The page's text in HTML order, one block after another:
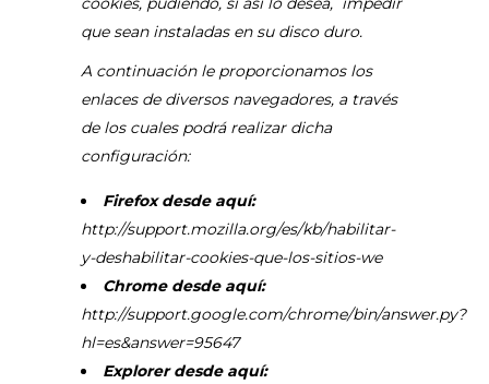
que sean instaladas en su disco duro.
A continuación le proporcionamos los
enlaces de diversos navegadores, a través
de los cuales podrá realizar dicha
configuración:
Firefox desde aquí:
http://support.mozilla.org/es/kb/habilitar-
y-deshabilitar-cookies-que-los-sitios-we
Chrome desde aquí:
http://support.google.com/chrome/bin/answer.py?
hl=es&answer=95647
Explorer desde aquí: